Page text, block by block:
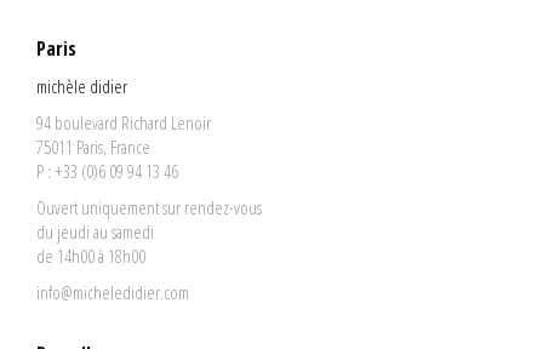
Paris
michèle didier
94 boulevard Richard Lenoir
75011 Paris, France
P : +33 (0)6 09 94 13 46
Ouvert uniquement sur rendez-vous
du jeudi au samedi
de 14h00 à 18h00
info@micheledidier.com